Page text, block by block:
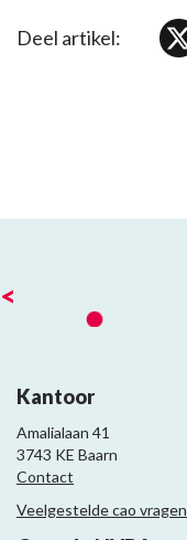
Deel artikel:
<
Kantoor
Amalialaan 41
3743 KE Baarn
Contact
Veelgestelde cao vragen